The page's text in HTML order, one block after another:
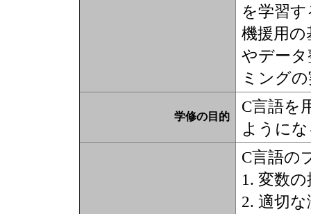
を学習
機援用
やデー
ミング
学修の目的
C言語を
ように
C言語の
1. 変数
2. 適切